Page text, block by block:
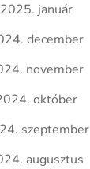
2025. január
december
november
október
szeptember
augusztus